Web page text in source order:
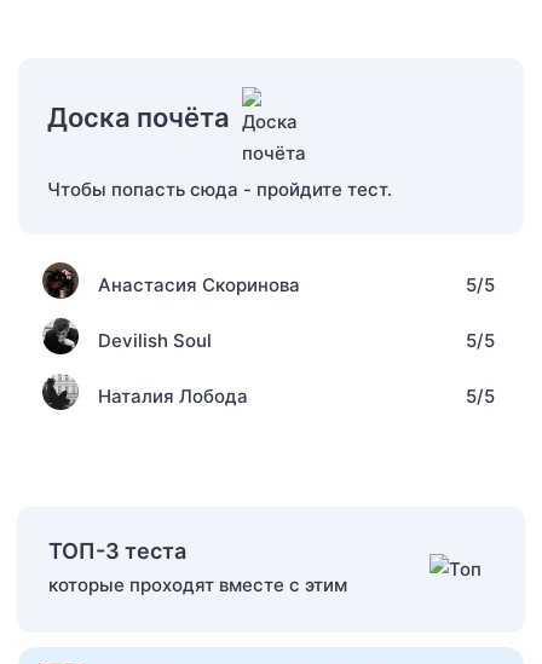
Доска почёта
Чтобы попасть сюда - пройдите тест.
Анастасия Скоринова 5/5
Devilish Soul 5/5
Наталия Лобода 5/5
ТОП-3 теста
которые проходят вместе с этим